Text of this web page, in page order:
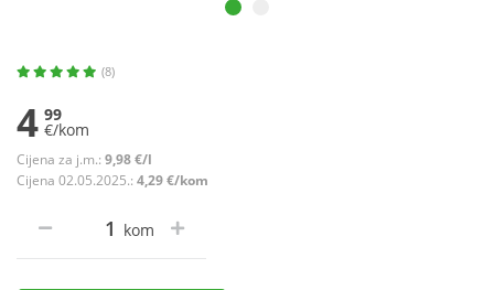
(8)
4 99
€/kom
Cijena za j.m.: 9,98 €/l
Cijena 02.05.2025.: 4,29 €/kom
kom